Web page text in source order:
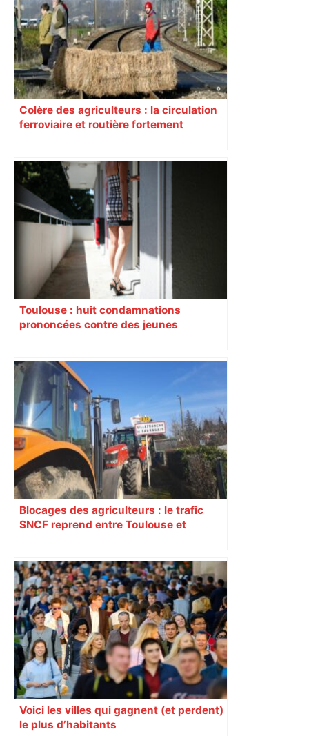
Colère des agriculteurs : la circulation
ferroviaire et routière fortement
Toulouse : huit condamnations
prononcées contre des jeunes
Blocages des agriculteurs : le trafic
SNCF reprend entre Toulouse et
Voici les villes qui gagnent (et perdent)
le plus d’habitants